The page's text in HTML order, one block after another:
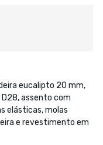
eucalipto 20 mm,
assento com
elásticas, molas
e revestimento em